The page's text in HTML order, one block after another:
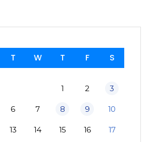
T W T F S
1 2 3
6 7 8 9 10
13 14 15 16 17